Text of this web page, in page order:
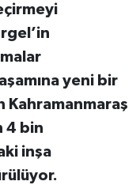
yeni bir
Kahramanmaraş
4 bin
inşa